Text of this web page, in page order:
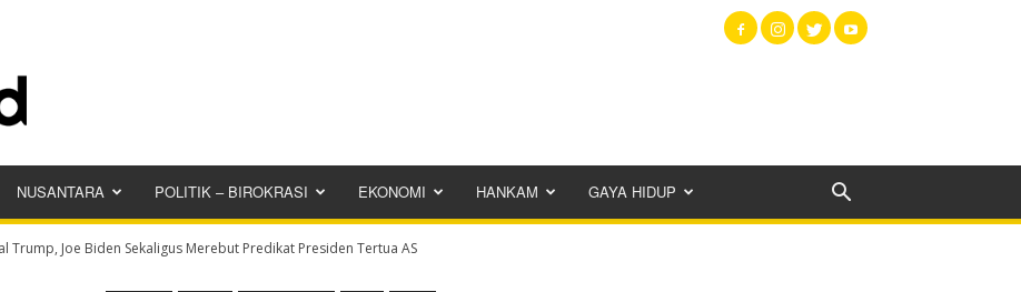
NUSANTARA POLITIK – BIROKRASI EKONOMI HANKAM GAYA HIDUP
Trump, Joe Biden Sekaligus Merebut Predikat Presiden Tertua AS